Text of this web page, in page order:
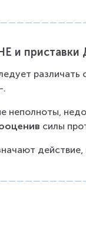
и приставки
различать
.
неполноты,
силы